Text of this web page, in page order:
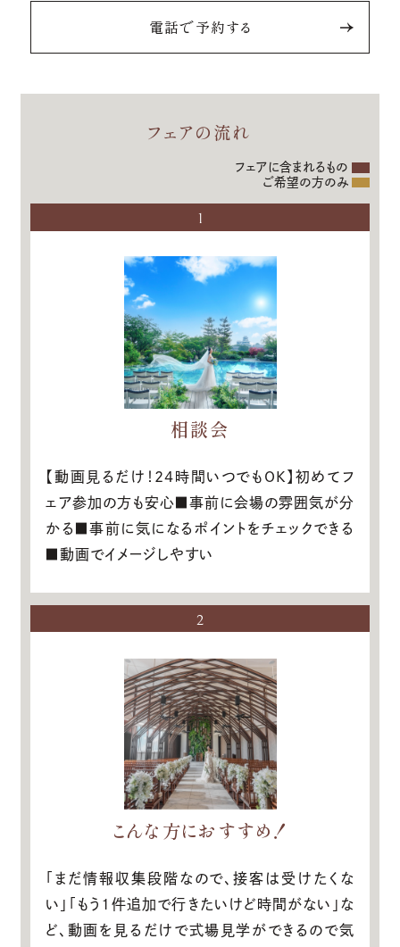
電話で予約する
フェアの流れ
フェアに含まれるもの
ご希望の方のみ
1
相談会
【動画見るだけ！24時間いつでもOK】初めてフ
ェア参加の方も安心■事前に会場の雰囲気が分
かる■事前に気になるポイントをチェックできる
■動画でイメージしやすい
2
こんな方におすすめ！
「まだ情報収集段階なので、接客は受けたくな
い」「もう1件追加で行きたいけど時間がない」な
ど、動画を見るだけで式場見学ができるので気